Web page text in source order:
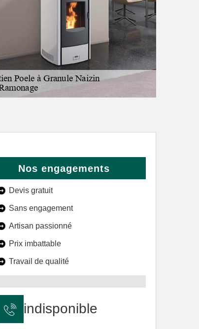
Nos engagements
Devis gratuit
Sans engagement
Artisan passionné
Prix imbattable
Travail de qualité
indisponible